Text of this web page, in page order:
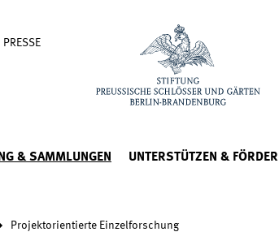
PRESSE
& SAMMLUNGEN UNTERSTÜTZEN &
Projektorientierte Einzelforschung